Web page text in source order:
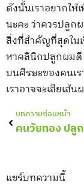
ดังนั้นเราอยากใ
นะคะ ว่าควรปลูก
สิ่งที่สำคัญที่สุดใน
หาคลินิกปลูกผมดี
บนศีรษะของคนเ
เราอาจจะเสียเส้
Prev
บทความก่อนหน้า
แชร์บทความนี้